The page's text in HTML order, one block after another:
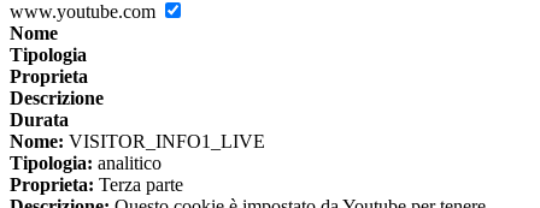
www.youtube.com
Nome
Tipologia
Proprieta
Descrizione
Durata
Nome: VISITOR_INFO1_LIVE
Tipologia: analitico
Proprieta: Terza parte